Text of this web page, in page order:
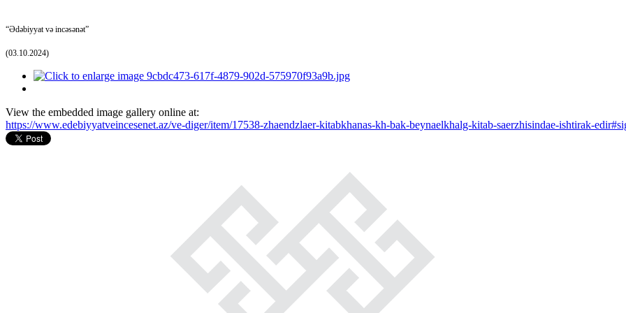
“Ədəbiyyat və incəsənət”
(03.10.2024)
View the embedded image gallery online at:
https://www.edebiyyatveincesenet.az/ve-diger/item/17538-zhaendzlaer-kitabkhanas-kh-bak-beynaelkhalg-kitab-saerzhisindae-ishtirak-